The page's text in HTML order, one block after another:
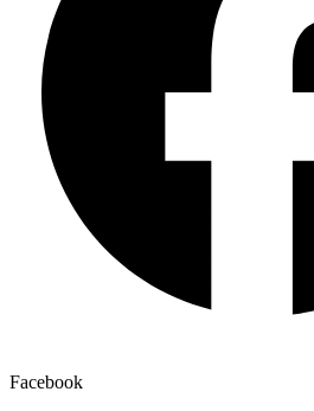
Facebook